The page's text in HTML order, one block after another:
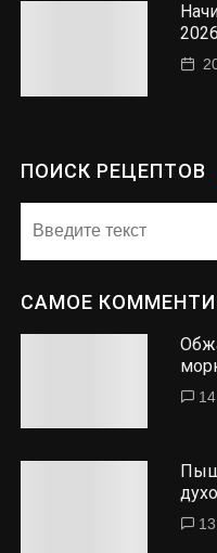
2026
ПОИСК РЕЦЕПТОВ
САМОЕ
14
13